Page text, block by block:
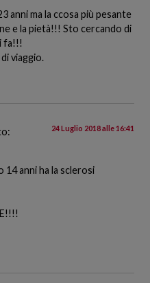
anni ma la ccosa più pesante
e la pietà!!! Sto cercando di
fa!!!
viaggio.
24 Luglio 2018 alle 16:41
14 anni ha la sclerosi